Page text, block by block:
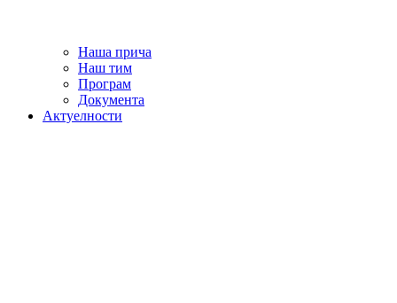
Наша прича
Наш тим
Програм
Документа
Актуелности